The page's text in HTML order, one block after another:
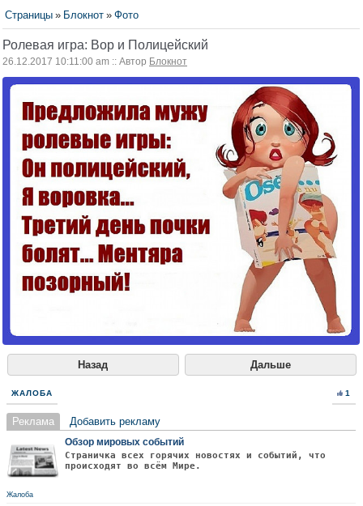
Страницы » Блокнот » Фото
Ролевая игра: Вор и Полицейский
26.12.2017 10:11:00 am :: Автор Блокнот
Назад Дальше
ЖАЛОБА 1
Реклама Добавить рекламу
Обзор мировых событий
Страничка всех горячих новостях и событий, что
происходят во всём Мире.
Жалоба